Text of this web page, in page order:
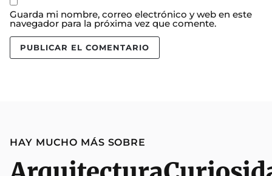
Guarda mi nombre, correo electrónico y web en este
navegador para la próxima vez que comente.
HAY MUCHO MÁS SOBRE